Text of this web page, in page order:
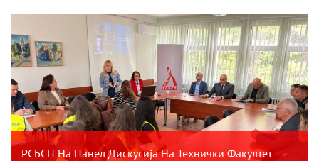
РСБСП На Панел Дискусија На Технички Факултет